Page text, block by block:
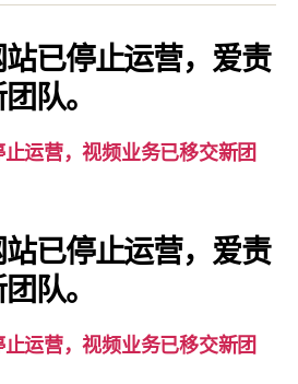
知：
爱
责
视
已停止运营，爱责
队。
运营，视频业务已移交新团
已停止运营，爱责
队。
运营，视频业务已移交新团